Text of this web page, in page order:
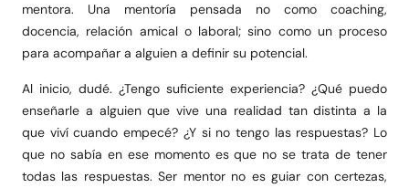
mentora. Una mentoría pensada no como coaching,
docencia, relación amical o laboral; sino como un proceso
para acompañar a alguien a definir su potencial.
Al inicio, dudé. ¿Tengo suficiente experiencia? ¿Qué puedo
enseñarle a alguien que vive una realidad tan distinta a la
que viví cuando empecé? ¿Y si no tengo las respuestas? Lo
que no sabía en ese momento es que no se trata de tener
todas las respuestas. Ser mentor no es guiar con certezas,